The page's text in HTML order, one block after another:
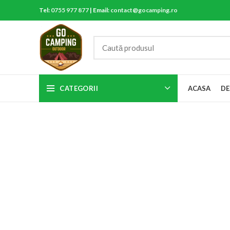
Tel: 0755 977 877 | Email: contact@gocamping.ro
CATEGORII ACASA